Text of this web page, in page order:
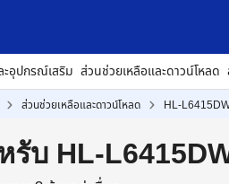
อุปกรณ์เสริม ส่วนช่วยเหลือและดาวน์โหลด
ส่วนช่วยเหลือและดาวน์โหลด HL-
บ HL-